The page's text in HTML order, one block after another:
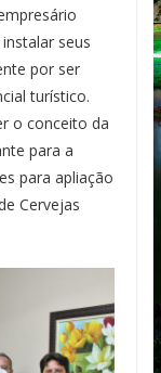
seus
por ser
turístico.
o conceito da
para a
para apliação
Cervejas